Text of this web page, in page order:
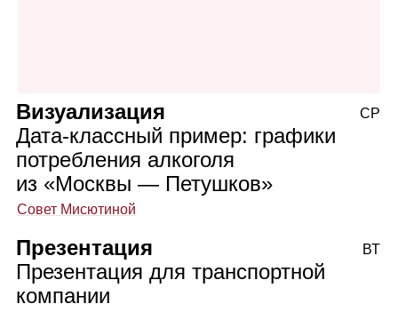
Визуализация
Дата‑классный пример: графики
потребления алкоголя
из «Москвы — Петушков»
Совет Мисютиной
СР
Презентация
Презентация для транспортной
компании
ВТ